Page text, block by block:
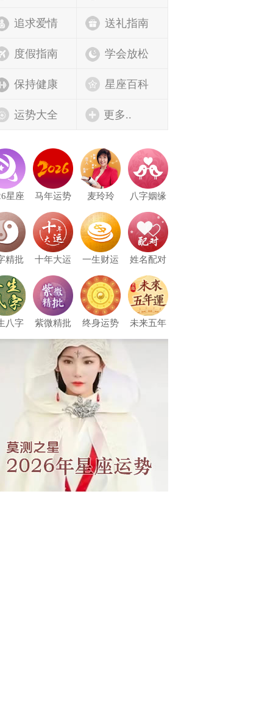
追求爱情 送礼指南
度假指南 学会放松
保持健康 星座百科
运势大全 更多..
星座 马年运势 麦玲玲 八字姻缘
精批 十年大运 一生财运 姓名配对
八字 紫微精批 终身运势 未来五年